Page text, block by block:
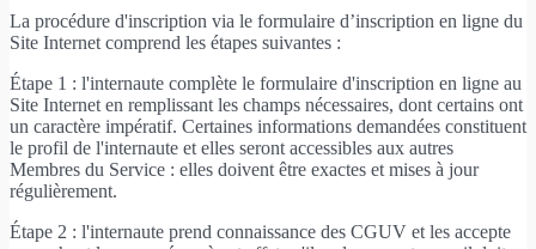
La procédure d'inscription via le formulaire d’inscription en ligne du
Site Internet comprend les étapes suivantes :
Étape 1 : l'internaute complète le formulaire d'inscription en ligne au
Site Internet en remplissant les champs nécessaires, dont certains ont
un caractère impératif. Certaines informations demandées constituent
le profil de l'internaute et elles seront accessibles aux autres
Membres du Service : elles doivent être exactes et mises à jour
régulièrement.
Étape 2 : l'internaute prend connaissance des CGUV et les accepte